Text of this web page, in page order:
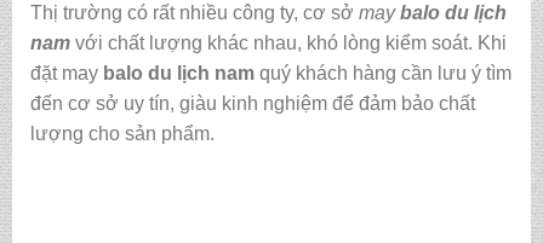
Thị trường có rất nhiều công ty, cơ sở maybalo du lịch
nam với chất lượng khác nhau, khó lòng kiểm soát. Khi
đặt maybalo du lịch nam quý khách hàng cần lưu ý tìm
đến cơ sở uy tín, giàu kinh nghiệm để đảm bảo chất
lượng cho sản phẩm.